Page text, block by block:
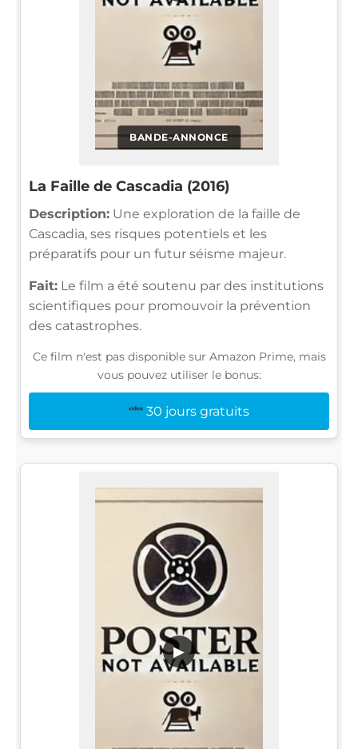
BANDE-ANNONCE
La Faille de Cascadia (2016)
Description: Une exploration de la faille de
Cascadia, ses risques potentiels et les
préparatifs pour un futur séisme majeur.
Fait: Le film a été soutenu par des institutions
scientifiques pour promouvoir la prévention
des catastrophes.
Ce film n'est pas disponible sur Amazon Prime, mais
vous pouvez utiliser le bonus:
30 jours gratuits
▶